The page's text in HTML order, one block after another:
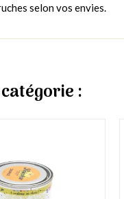
selon vos envies.
: